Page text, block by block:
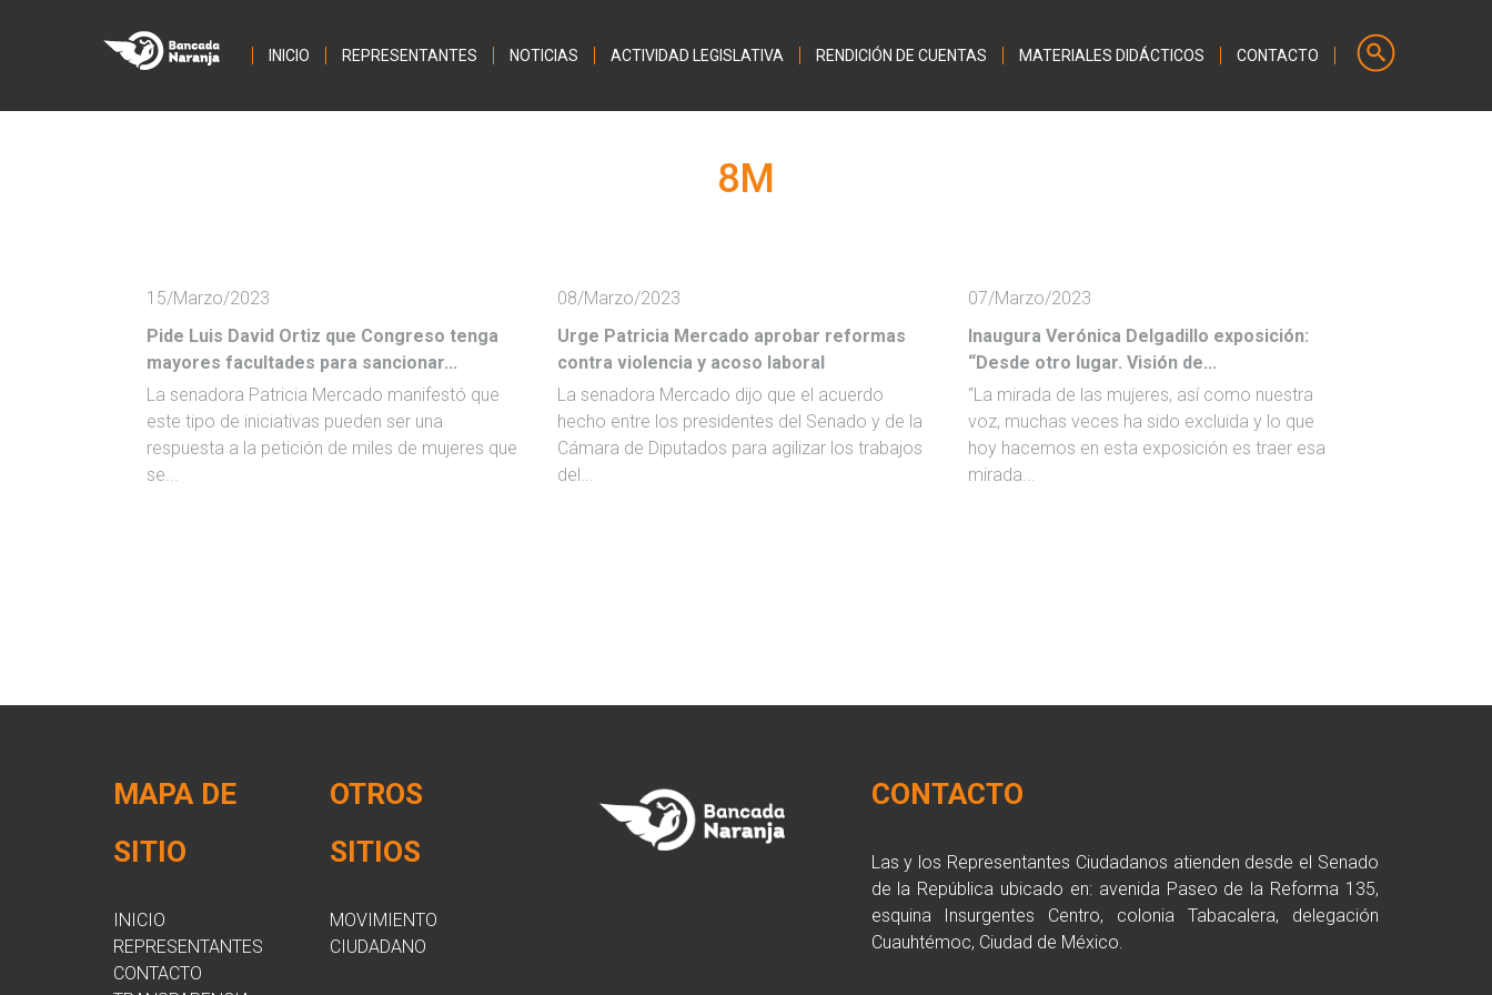
INICIO REPRESENTANTES NOTICIAS ACTIVIDAD LEGISLATIVA RENDICIÓN DE CUENTAS MATERIALES DIDÁCTICOS CONTACTO
8M
15/Marzo/2023
Pide Luis David Ortiz que Congreso tenga
mayores facultades para sancionar...
La senadora Patricia Mercado manifestó que
este tipo de iniciativas pueden ser una
respuesta a la petición de miles de mujeres que
se...
08/Marzo/2023
Urge Patricia Mercado aprobar reformas
contra violencia y acoso laboral
La senadora Mercado dijo que el acuerdo
hecho entre los presidentes del Senado y de la
Cámara de Diputados para agilizar los trabajos
del...
07/Marzo/2023
Inaugura Verónica Delgadillo exposición:
“Desde otro lugar. Visión de...
“La mirada de las mujeres, así como nuestra
voz, muchas veces ha sido excluida y lo que
hoy hacemos en esta exposición es traer esa
mirada...
MAPA DE
SITIO
INICIO
REPRESENTANTES
CONTACTO
OTROS
SITIOS
MOVIMIENTO
CIUDADANO
CONTACTO
Las y los Representantes Ciudadanos atienden desde el Senado
de la República ubicado en: avenida Paseo de la Reforma 135,
esquina Insurgentes Centro, colonia Tabacalera, delegación
Cuauhtémoc, Ciudad de México.